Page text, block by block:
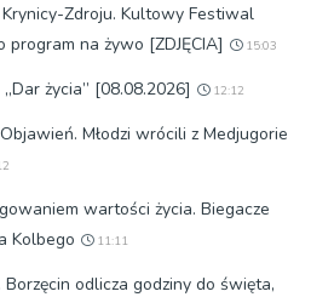
Zdroju. Kultowy Festiwal
program na żywo [ZDJĘCIA]
15:03
życia” [08.08.2026] 12:12
Młodzi wrócili z Medjugorie
wartości życia. Biegacze
Kolbego
11:11
odlicza godziny do święta,